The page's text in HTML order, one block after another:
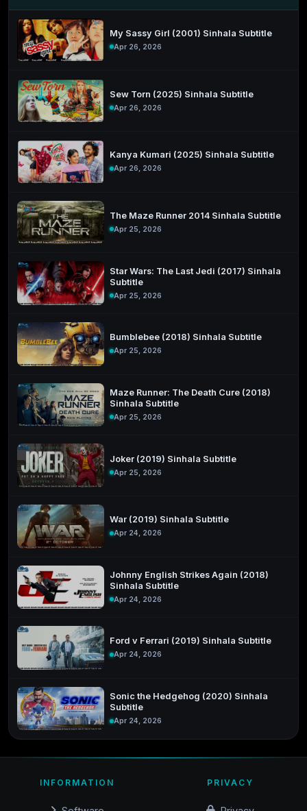
My Sassy Girl (2001) Sinhala Subtitle
Apr 26, 2026
Sew Torn (2025) Sinhala Subtitle
Apr 26, 2026
Kanya Kumari (2025) Sinhala Subtitle
Apr 26, 2026
The Maze Runner 2014 Sinhala Subtitle
Apr 25, 2026
Star Wars: The Last Jedi (2017) Sinhala
Subtitle
Apr 25, 2026
Bumblebee (2018) Sinhala Subtitle
Apr 25, 2026
Maze Runner: The Death Cure (2018)
Sinhala Subtitle
Apr 25, 2026
Joker (2019) Sinhala Subtitle
Apr 25, 2026
War (2019) Sinhala Subtitle
Apr 24, 2026
Johnny English Strikes Again (2018)
Sinhala Subtitle
Apr 24, 2026
Ford v Ferrari (2019) Sinhala Subtitle
Apr 24, 2026
Sonic the Hedgehog (2020) Sinhala
Subtitle
Apr 24, 2026
INFORMATION PRIVACY